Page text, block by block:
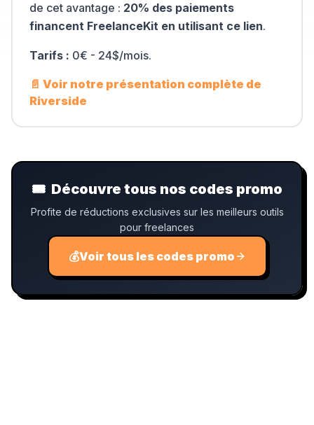
de cet avantage : 20% des paiements
financent FreelanceKit en utilisant ce lien.
Tarifs : 0€ - 24$/mois.
📄 Voir notre présentation complète de
Riverside
🎟️ Découvre tous nos codes promo
Profite de réductions exclusives sur les meilleurs outils
pour freelances
💰Voir tous les codes promo